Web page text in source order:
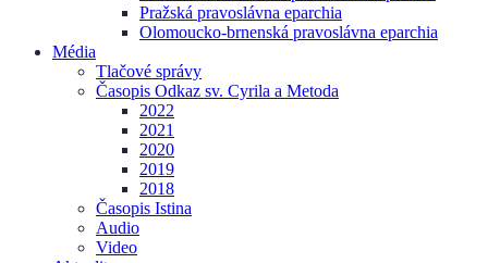
Pražská pravoslávna eparchia
Olomoucko-brnenská pravoslávna eparchia
Média
Tlačové správy
Časopis Odkaz sv. Cyrila a Metoda
2022
2021
2020
2019
2018
Časopis Istina
Audio
Video